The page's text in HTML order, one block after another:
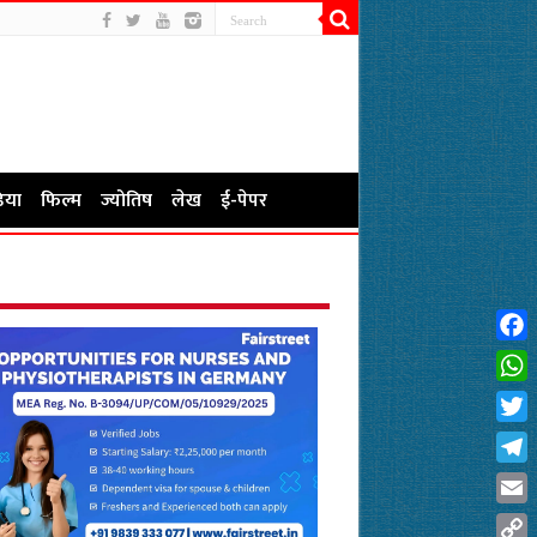
फिल्म ज्योतिष लेख ई-पेपर